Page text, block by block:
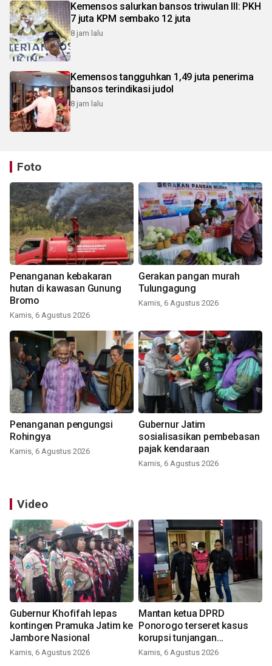
Kemensos salurkan bansos triwulan III: PKH
7 juta KPM sembako 12 juta
8 jam lalu
Kemensos tangguhkan 1,49 juta penerima
bansos terindikasi judol
8 jam lalu
Foto
Penanganan kebakaran
hutan di kawasan Gunung
Bromo
Kamis, 6 Agustus 2026
Gerakan pangan murah
Tulungagung
Kamis, 6 Agustus 2026
Penanganan pengungsi
Rohingya
Kamis, 6 Agustus 2026
Gubernur Jatim
sosialisasikan pembebasan
pajak kendaraan
Kamis, 6 Agustus 2026
Video
Gubernur Khofifah lepas
kontingen Pramuka Jatim ke
Jambore Nasional
Kamis, 6 Agustus 2026
Mantan ketua DPRD
Ponorogo terseret kasus
korupsi tunjangan
perumahan
Kamis, 6 Agustus 2026